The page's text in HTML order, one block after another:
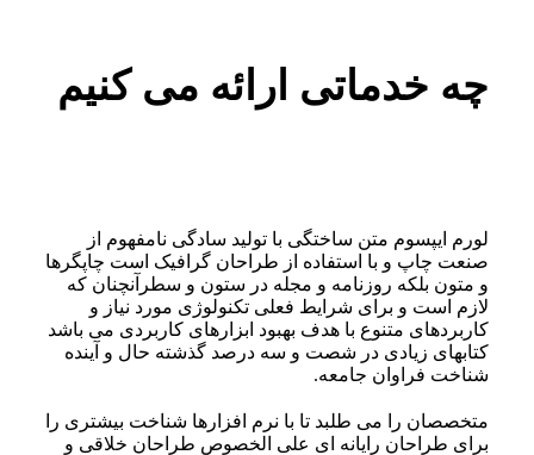
چه خدماتی ارائه می کنیم
لورم ایپسوم متن ساختگی با تولید سادگی نامفهوم از
صنعت چاپ و با استفاده از طراحان گرافیک است چاپگرها
و متون بلکه روزنامه و مجله در ستون و سطرآنچنان که
لازم است و برای شرایط فعلی تکنولوژی مورد نیاز و
کاربردهای متنوع با هدف بهبود ابزارهای کاربردی می باشد
کتابهای زیادی در شصت و سه درصد گذشته حال و آینده
شناخت فراوان جامعه.
متخصصان را می طلبد تا با نرم افزارها شناخت بیشتری را
برای طراحان رایانه ای علی الخصوص طراحان خلاقی و